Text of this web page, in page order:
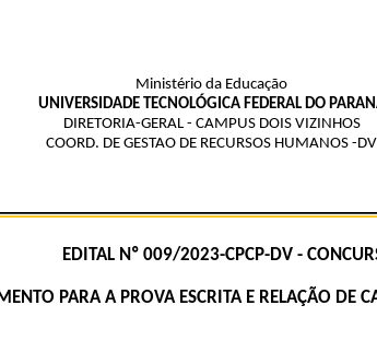
Ministério da Educação
UNIVERSIDADE TECNOLÓGICA FEDERAL DO
DIRETORIA-GERAL - CAMPUS DOIS VIZINHOS
COORD. DE GESTAO DE RECURSOS HUMANOS -DV
EDITAL Nº 009/2023-CPCP-DV -
PARA A PROVA ESCRITA E RELAÇÃO